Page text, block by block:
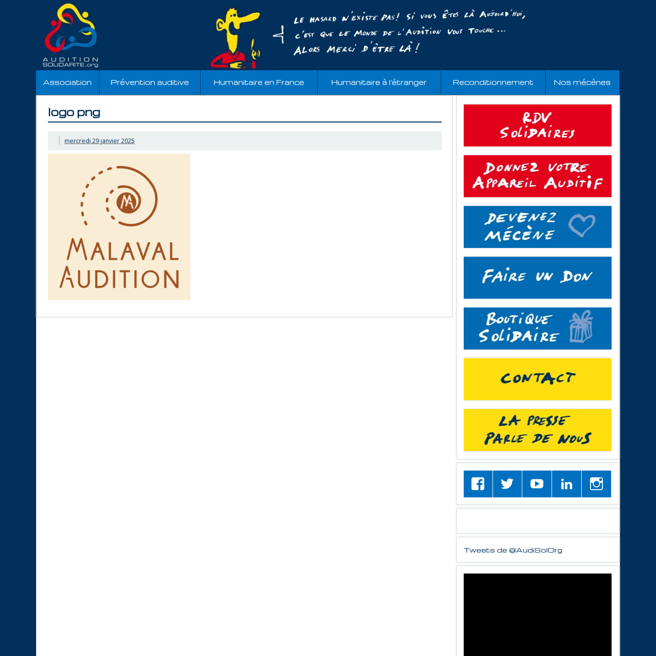
Association Prévention auditive Humanitaire en France Humanitaire à l’étranger Reconditionnement Nos mécènes
logo png
mercredi 29 janvier 2025
Tweets de @AudiSolOrg